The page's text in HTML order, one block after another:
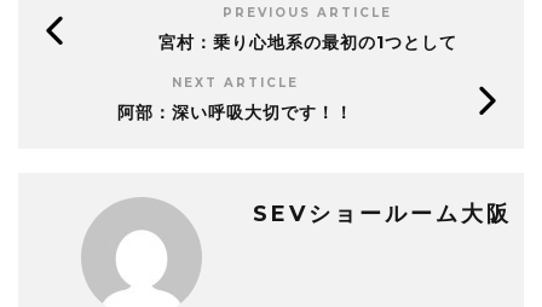
PREVIOUS ARTICLE
宮村：乗り心地系の最初の1つとして
NEXT ARTICLE
阿部：深い呼吸大切です！！
SEVショールーム大阪